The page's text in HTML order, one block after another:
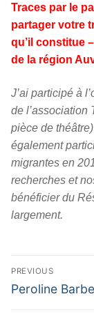
Traces par le
partager votre
qu’il constitue
de la région
J’ai participé à
de l’association
pièce de
également
migrantes en
recherches et
bénéficier du
largement.
de
PREVIOUS
Previous
Peroline